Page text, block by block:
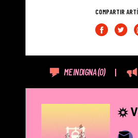
COMPARTIR
ME INDIGNA(0)